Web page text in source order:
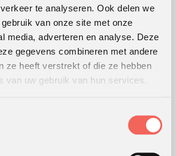
te analyseren. Ook delen we
van onze site met onze
media, adverteren en analyse. Deze
gegevens combineren met andere
ze heeft verstrekt of die ze hebben
van uw gebruik van hun services.
van verschillende klanten.